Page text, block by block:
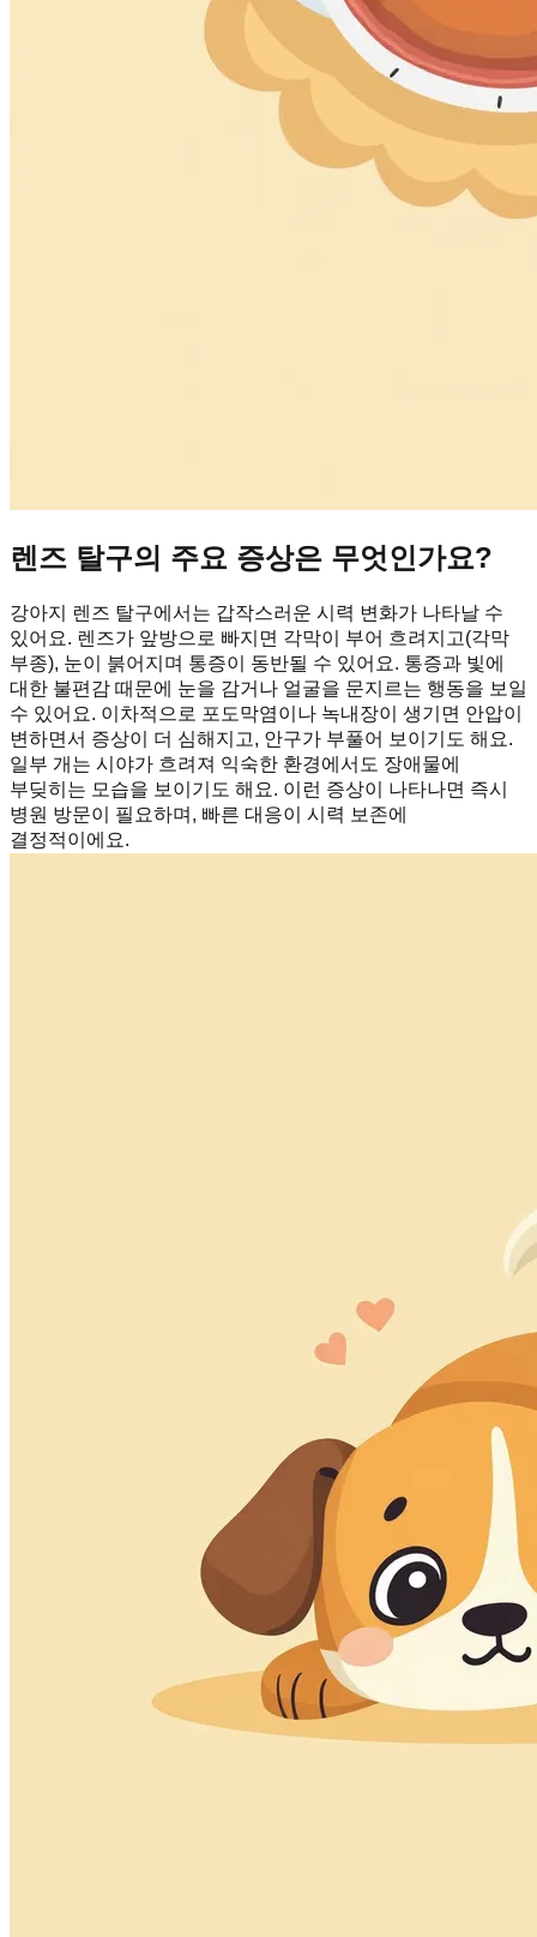
렌즈 탈구의 주요 증상은 무엇인가요?
강아지 렌즈 탈구에서는 갑작스러운 시력 변화가 나타날 수
있어요. 렌즈가 앞방으로 빠지면 각막이 부어 흐려지고(각막
부종), 눈이 붉어지며 통증이 동반될 수 있어요. 통증과 빛에
대한 불편감 때문에 눈을 감거나 얼굴을 문지르는 행동을 보일
수 있어요. 이차적으로 포도막염이나 녹내장이 생기면 안압이
변하면서 증상이 더 심해지고, 안구가 부풀어 보이기도 해요.
일부 개는 시야가 흐려져 익숙한 환경에서도 장애물에
부딪히는 모습을 보이기도 해요. 이런 증상이 나타나면 즉시
병원 방문이 필요하며, 빠른 대응이 시력 보존에
결정적이에요.